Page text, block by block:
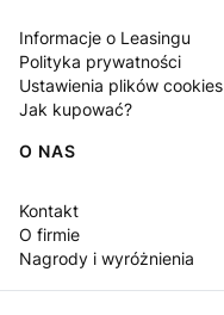
Informacje o Leasingu
Polityka prywatności
Ustawienia plików cookies
Jak kupować?
O NAS
Kontakt
O firmie
Nagrody i wyróżnienia